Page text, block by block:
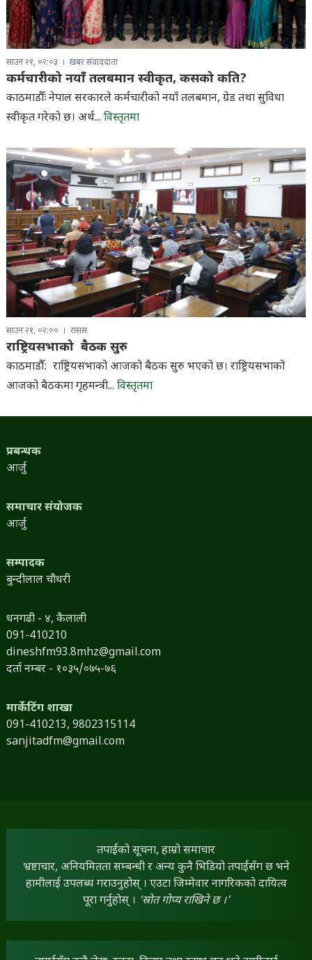
साउन २१, ०२:०३ खबर संवाददाता
कर्मचारीको नयाँ तलबमान स्वीकृत, कसको कति?
काठमाडौँः नेपाल सरकारले कर्मचारीको नयाँ तलबमान, ग्रेड तथा सुविधा
स्वीकृत गरेको छ। अर्थ... विस्तृतमा
साउन २१, ०२:०० रासस
राष्ट्रियसभाको बैठक सुरु
काठमाडौँ: राष्ट्रियसभाको आजको बैठक सुरु भएको छ। राष्ट्रियसभाको
आजको बैठकमा गृहमन्त्री... विस्तृतमा
प्रबन्धक
आर्जु
समाचार संयोजक
आर्जु
सम्पादक
बुन्दीलाल चौधरी
धनगढी - ४, कैलाली
091-410210
dineshfm93.8mhz@gmail.com
दर्ता नम्बर - १०३५/०७५-७६
मार्केटिंग शाखा
091-410213, 9802315114
sanjitadfm@gmail.com
तपाईंको सूचना, हाम्रो समाचार
भ्रष्टाचार, अनियमितता सम्बन्धी र अन्य कुनै भिडियो तपाईंसँग छ भने
हामीलाई उपलब्ध गराउनुहोस् । एउटा जिम्मेवार नागरिकको दायित्व
पूरा गर्नुहोस् । ‘स्रोत गोप्य राखिने छ ।’